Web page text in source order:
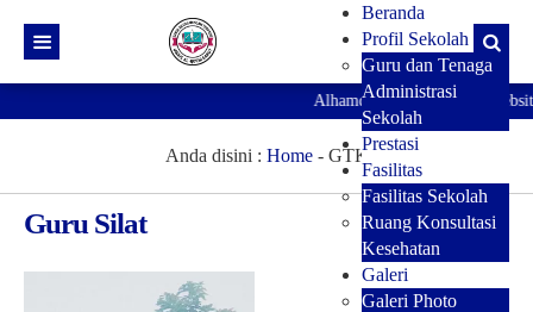
Beranda
Profil Sekolah
Guru dan Tenaga
Administrasi
Sekolah
Prestasi
Fasilitas
Fasilitas Sekolah
Ruang Konsultasi
Kesehatan
Galeri
Galeri Photo
Alhamdulillah telah hadir
Anda disini : Home- GTK
Guru Silat